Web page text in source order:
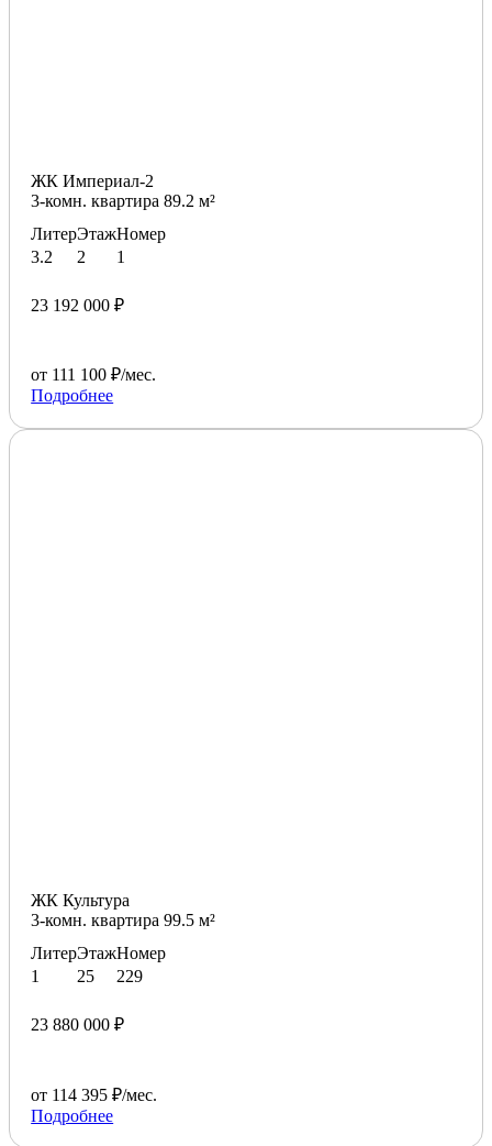
ЖК Империал-2
3-комн. квартира 89.2 м²
Литер
3.2
Этаж
2
Номер
1
23 192 000 ₽
от 111 100 ₽/мес.
Подробнее
ЖК Культура
3-комн. квартира 99.5 м²
Литер
1
Этаж
25
Номер
229
23 880 000 ₽
от 114 395 ₽/мес.
Подробнее